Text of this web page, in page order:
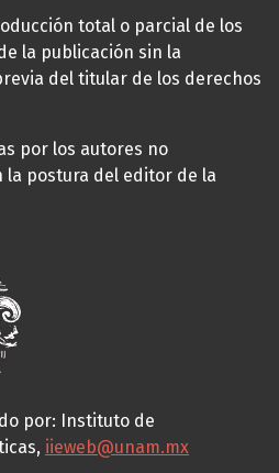
total o parcial de los
la publicación sin la
del titular de los derechos
por los autores no
postura del editor de la
por: Instituto de
iieweb@unam.mx